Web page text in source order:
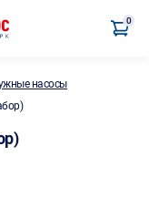
0
насосы